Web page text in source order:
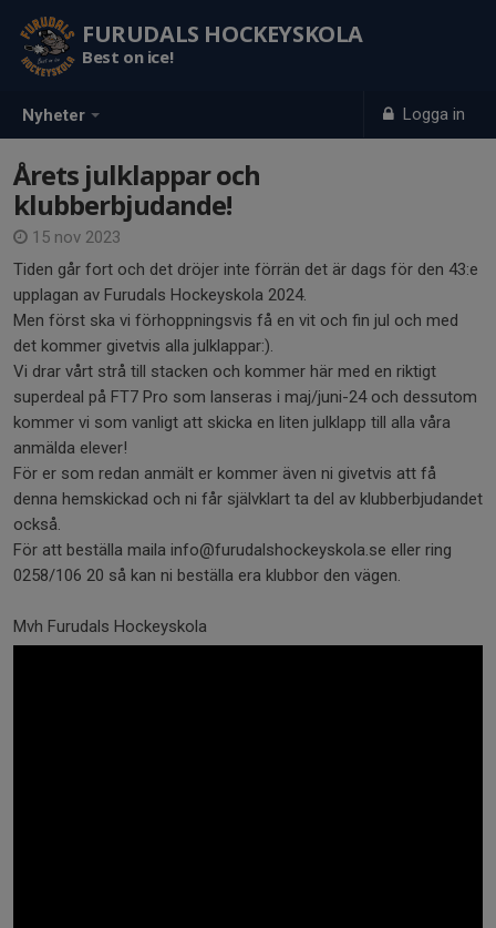
Nyheter Logga in
FURUDALS HOCKEYSKOLA
Best on ice!
Årets julklappar och
klubberbjudande!
15 nov 2023
Tiden går fort och det dröjer inte förrän det är dags för den 43:e
upplagan av Furudals Hockeyskola 2024.
Men först ska vi förhoppningsvis få en vit och fin jul och med
det kommer givetvis alla julklappar:).
Vi drar vårt strå till stacken och kommer här med en riktigt
superdeal på FT7 Pro som lanseras i maj/juni-24 och dessutom
kommer vi som vanligt att skicka en liten julklapp till alla våra
anmälda elever!
För er som redan anmält er kommer även ni givetvis att få
denna hemskickad och ni får självklart ta del av klubberbjudandet
också.
För att beställa maila info@furudalshockeyskola.se eller ring
0258/106 20 så kan ni beställa era klubbor den vägen.
Mvh Furudals Hockeyskola